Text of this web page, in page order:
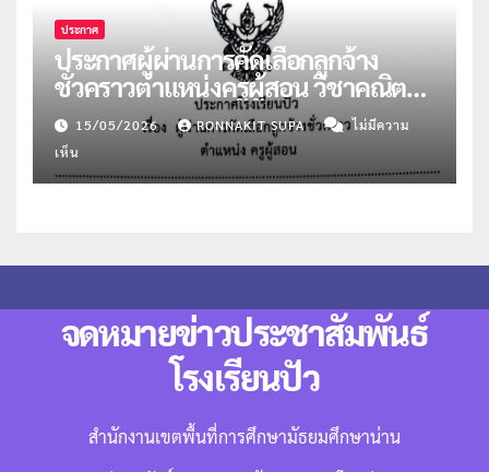
ประกาศ
ประกาศผู้ผ่านการคัดเลือกลูกจ้าง
ชั่วคราวตำแหน่งครูผู้สอน วิชาคณิตฯ
และแนะแนว
15/05/2026 RONNAKIT SUPA
ไม่มีความ
เห็น
จดหมายข่าวประชาสัมพันธ์
โรงเรียนปัว
สำนักงานเขตพื้นที่การศึกษามัธยมศึกษาน่าน